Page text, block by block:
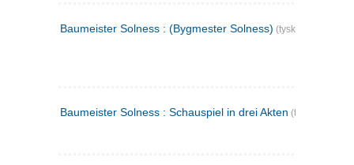
Baumeister Solness : (Bygmester Solness) (tysk)
Baumeister Solness : Schauspiel in drei Akten (tysk)